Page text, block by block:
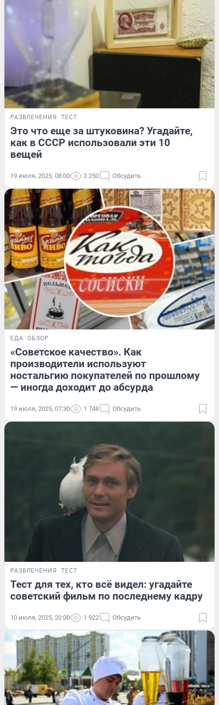
РАЗВЛЕЧЕНИЯ ТЕСТ
Это что еще за штуковина? Угадайте,
как в СССР использовали эти 10
вещей
19 июля, 2025, 08:00 2 250 Обсудить
ЕДА ОБЗОР
«Советское качество». Как
производители используют
ностальгию покупателей по прошлому
— иногда доходит до абсурда
19 июля, 2025, 07:30 1 748 Обсудить
РАЗВЛЕЧЕНИЯ ТЕСТ
Тест для тех, кто всё видел: угадайте
советский фильм по последнему кадру
10 июля, 2025, 20:00 1 922 Обсудить